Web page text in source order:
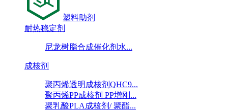
塑料助剂
耐热稳定剂
尼龙树脂合成催化剂水...
成核剂
聚丙烯透明成核剂QHC9...
聚丙烯PP成核剂 PP增刚...
聚乳酸PLA成核剂/ 聚酯...